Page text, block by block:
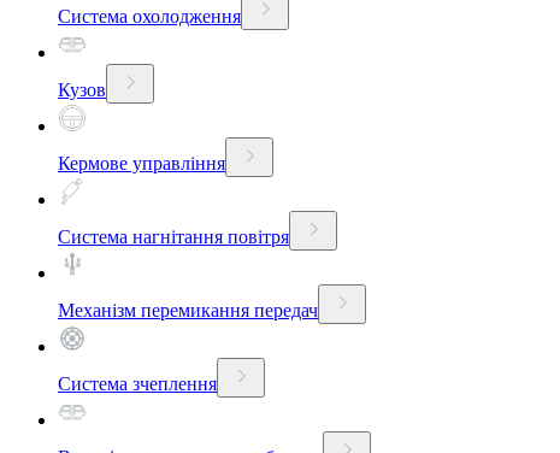
Система охолодження
Кузов
Кермове управління
Система нагнітання повітря
Механізм перемикання передач
Система зчеплення